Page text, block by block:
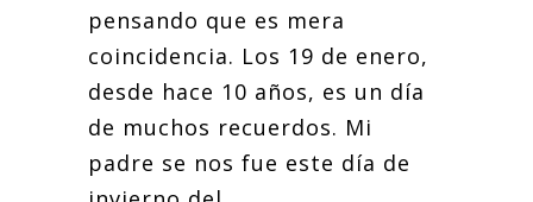
pensando que es mera
coincidencia. Los 19 de enero,
desde hace 10 años, es un día
de muchos recuerdos. Mi
padre se nos fue este día de